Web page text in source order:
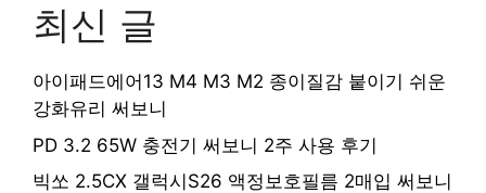
최신 글
아이패드에어13 M4 M3 M2 종이질감 붙이기 쉬운
강화유리 써보니
PD 3.2 65W 충전기 써보니 2주 사용 후기
빅쏘 2.5CX 갤럭시S26 액정보호필름 2매입 써보니